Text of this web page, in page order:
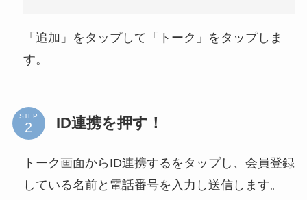
「追加」をタップして「トーク」をタップしま
す。
STEP ID連携を押す！
トーク画面からID連携するをタップし、会員登録
している名前と電話番号を入力し送信します。